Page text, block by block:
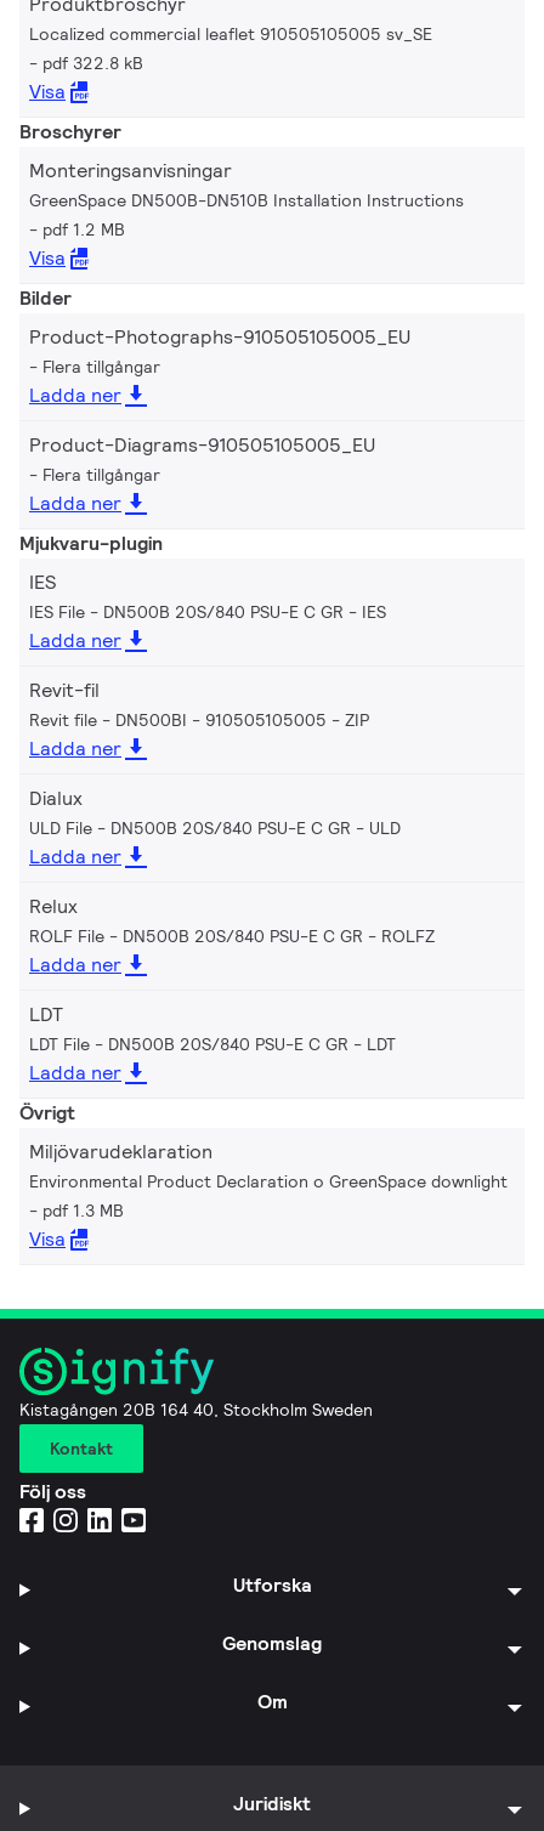
Localized commercial leaflet 910505105005 sv_SE
pdf 322.8 kB
Visa
Broschyrer
Monteringsanvisningar
GreenSpace DN500B-DN510B Installation Instructions
pdf 1.2 MB
Visa
Bilder
Product-Photographs-910505105005_EU
Flera tillgångar
Ladda ner
Product-Diagrams-910505105005_EU
Flera tillgångar
Ladda ner
Mjukvaru-plugin
IES
IES File - DN500B 20S/840 PSU-E C GR IES
Ladda ner
Revit-fil
Revit file - DN500BI - 910505105005 ZIP
Ladda ner
Dialux
ULD File - DN500B 20S/840 PSU-E C GR ULD
Ladda ner
Relux
ROLF File - DN500B 20S/840 PSU-E C GR ROLFZ
Ladda ner
LDT
LDT File - DN500B 20S/840 PSU-E C GR LDT
Ladda ner
Övrigt
Miljövarudeklaration
Environmental Product Declaration o GreenSpace downlight
pdf 1.3 MB
Visa
Kistagången 20B 164 40, Stockholm Sweden
Kontakt
Följ oss
Utforska
Genomslag
Om
Juridiskt